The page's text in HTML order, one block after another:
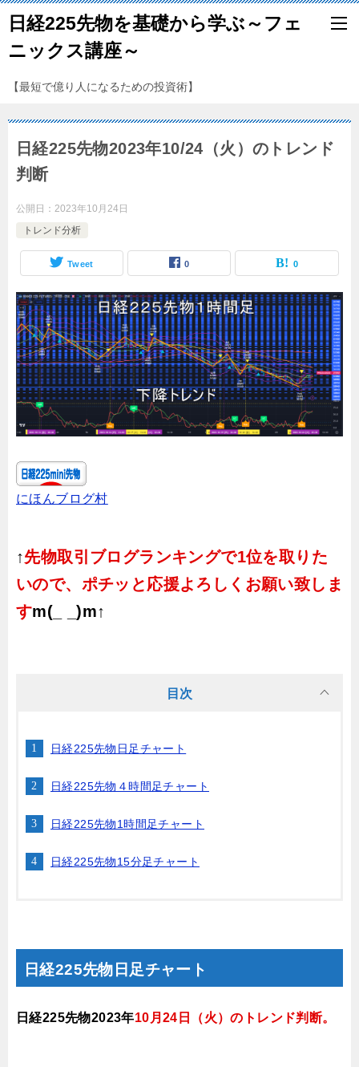
日経225先物を基礎から学ぶ～フェ
ニックス講座～
【最短で億り人になるための投資術】
日経225先物2023年10/24（火）のトレンド
判断
公開日： 2023年10月24日
トレンド分析
Tweet 0 0
にほんブログ村
↑先物取引ブログランキングで1位を取りた
いので、ポチッと応援よろしくお願い致しま
すm(_ _)m↑
目次
日経225先物日足チャート
日経225先物４時間足チャート
日経225先物1時間足チャート
日経225先物15分足チャート
日経225先物日足チャート
日経225先物2023年10月24日 （火）のトレンド判断。